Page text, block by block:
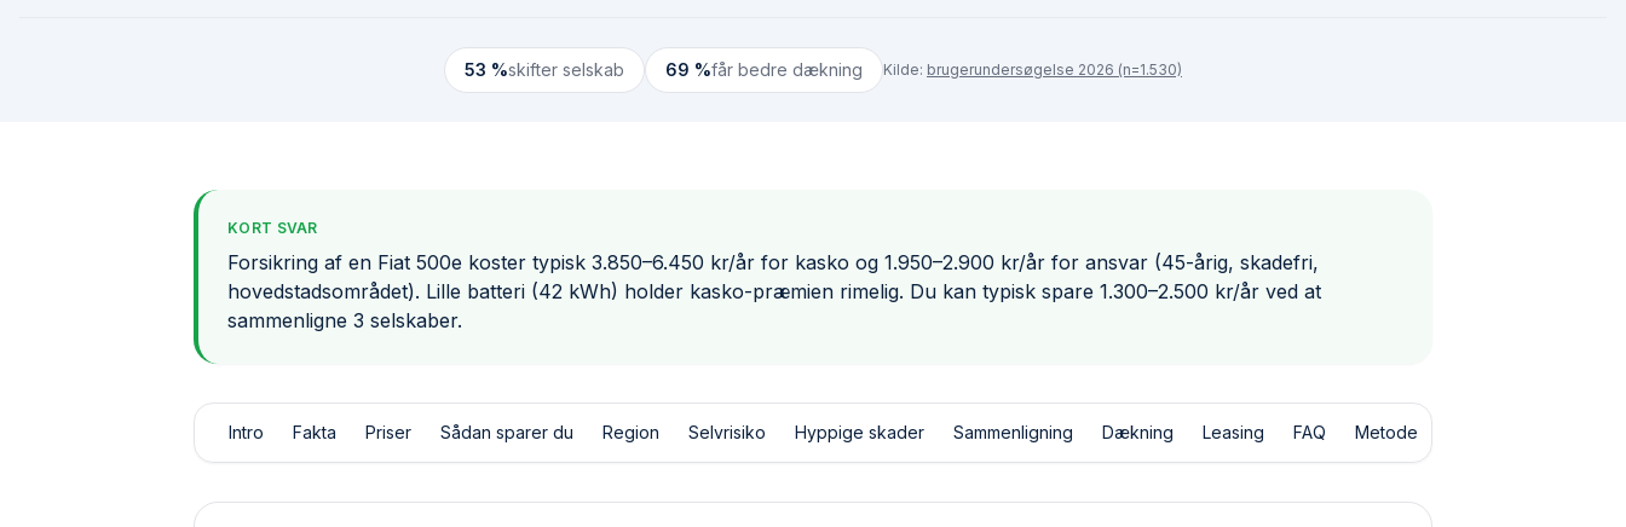
53 %skifter selskab 69 %får bedre dækning Kilde: brugerundersøgelse 2026 (n=1.530)
KORT SVAR
Forsikring af en Fiat 500e koster typisk 3.850–6.450 kr/år for kasko og 1.950–2.900 kr/år for ansvar (45-årig, skadefri,
hovedstadsområdet). Lille batteri (42 kWh) holder kasko-præmien rimelig. Du kan typisk spare 1.300–2.500 kr/år ved at
sammenligne 3 selskaber.
Intro Fakta Priser Sådan sparer du Region Selvrisiko Hyppige skader Sammenligning Dækning Leasing FAQ Metode